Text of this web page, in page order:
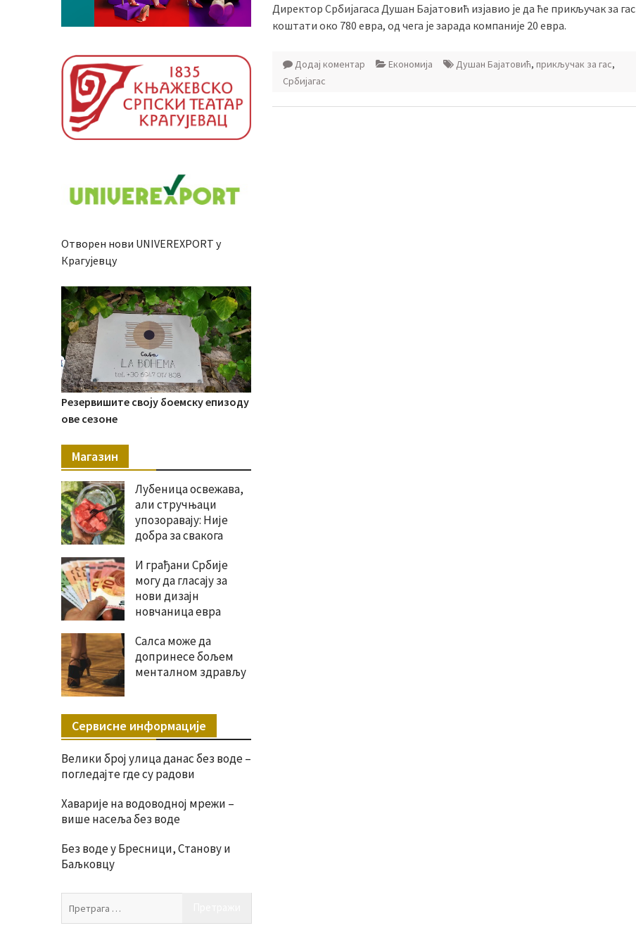
Директор Србијагаса Душан Бајатовић изјавио је да ће прикључак за гас
коштати око 780 евра, од чега је зарада компаније 20 евра.
Додај коментар Економија Душан Бајатовић, прикључак за гас,
Србијагас
Отворен нови UNIVEREXPORT у
Крагујевцу
Резервишите своју боемску епизоду
ове сезоне
Магазин
Лубеница освежава,
али стручњаци
упозоравају: Није
добра за свакога
И грађани Србије
могу да гласају за
нови дизајн
новчаница евра
Салса може да
допринесе бољем
менталном здрављу
Сервисне информације
Велики број улица данас без воде –
погледајте где су радови
Хаварије на водоводној мрежи –
више насеља без воде
Без воде у Бресници, Станову и
Баљковцу